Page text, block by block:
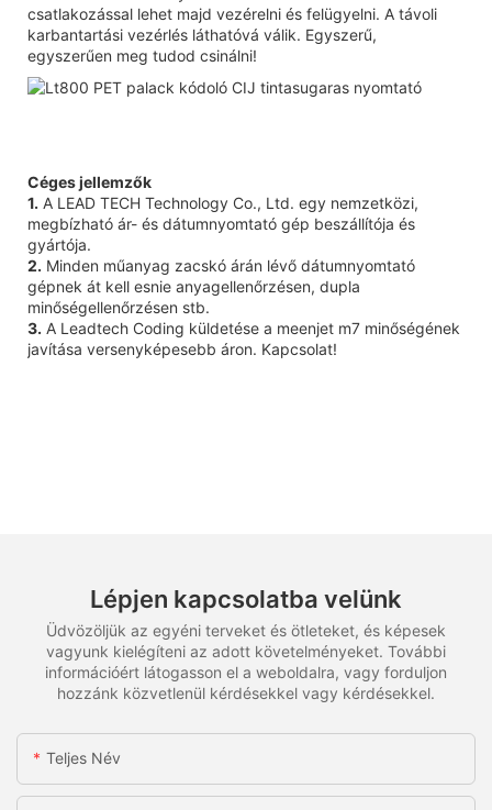
csatlakozással lehet majd vezérelni és felügyelni. A távoli
karbantartási vezérlés láthatóvá válik. Egyszerű,
egyszerűen meg tudod csinálni!
Céges jellemzők
1. A LEAD TECH Technology Co., Ltd. egy nemzetközi,
megbízható ár- és dátumnyomtató gép beszállítója és
gyártója.
2. Minden műanyag zacskó árán lévő dátumnyomtató
gépnek át kell esnie anyagellenőrzésen, dupla
minőségellenőrzésen stb.
3. A Leadtech Coding küldetése a meenjet m7 minőségének
javítása versenyképesebb áron. Kapcsolat!
Lépjen kapcsolatba velünk
Üdvözöljük az egyéni terveket és ötleteket, és képesek
vagyunk kielégíteni az adott követelményeket. További
információért látogasson el a weboldalra, vagy forduljon
hozzánk közvetlenül kérdésekkel vagy kérdésekkel.
Teljes Név